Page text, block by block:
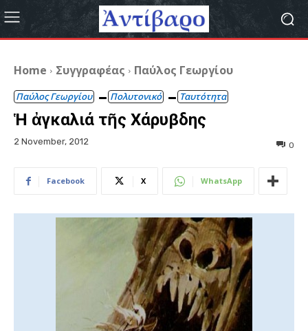
Home Συγγραφέας Παύλος Γεωργίου
Παύλος Γεωργίου Πολυτονικό Ταυτότητα
Ἡ ἀγκαλιά τῆς Χάρυβδης
2 November, 2012 0
Facebook X WhatsApp